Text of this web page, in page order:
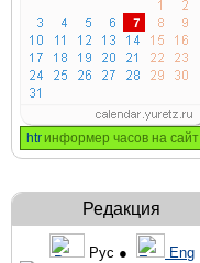
информер часов на сайт
Редакция
Рус ● Eng